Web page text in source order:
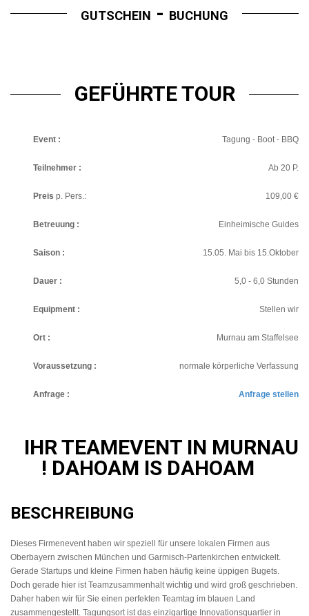
GUTSCHEIN - BUCHUNG
GEFÜHRTE TOUR
Event : Tagung - Boot - BBQ
Teilnehmer : Ab 20 P.
Preis p. Pers.: 109,00 €
Betreuung : Einheimische Guides
Saison : 15.05. Mai bis 15.Oktober
Dauer : 5,0 - 6,0 Stunden
Equipment : Stellen wir
Ort : Murnau am Staffelsee
Voraussetzung : normale körperliche Verfassung
Anfrage : Anfrage stellen
IHR TEAMEVENT IN MURNAU
! DAHOAM IS DAHOAM
BESCHREIBUNG
Dieses Firmenevent haben wir speziell für unsere lokalen Firmen aus
Oberbayern zwischen München und Garmisch-Partenkirchen entwickelt.
Gerade Startups und kleine Firmen haben häufig keine üppigen Bugets.
Doch gerade hier ist Teamzusammenhalt wichtig und wird groß geschrieben.
Daher haben wir für Sie einen perfekten Teamtag im blauen Land
zusammengestellt. Tagungsort ist das einzigartige Innovationsquartier in